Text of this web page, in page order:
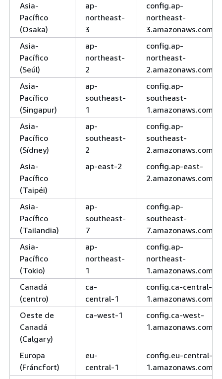
Asia-
Pacífico
(Osaka)
ap-
northeast-
3
config.ap-
northeast-
3.amazonaws.com
Asia-
Pacífico
(Seúl)
ap-
northeast-
2
config.ap-
northeast-
2.amazonaws.com
Asia-
Pacífico
(Singapur)
ap-
southeast-
1
config.ap-
southeast-
1.amazonaws.com
Asia-
Pacífico
(Sídney)
ap-
southeast-
2
config.ap-
southeast-
2.amazonaws.com
Asia-
Pacífico
(Taipéi)
ap-east-2
config.ap-east-
2.amazonaws.com
Asia-
Pacífico
(Tailandia)
ap-
southeast-
7
config.ap-
southeast-
7.amazonaws.com
Asia-
Pacífico
(Tokio)
ap-
northeast-
1
config.ap-
northeast-
1.amazonaws.com
Canadá
(centro)
ca-
central-1
config.ca-central-
1.amazonaws.com
Oeste de
Canadá
(Calgary)
ca-west-1
config.ca-west-
1.amazonaws.com
Europa
(Fráncfort)
eu-
central-1
config.eu-central-
1.amazonaws.com